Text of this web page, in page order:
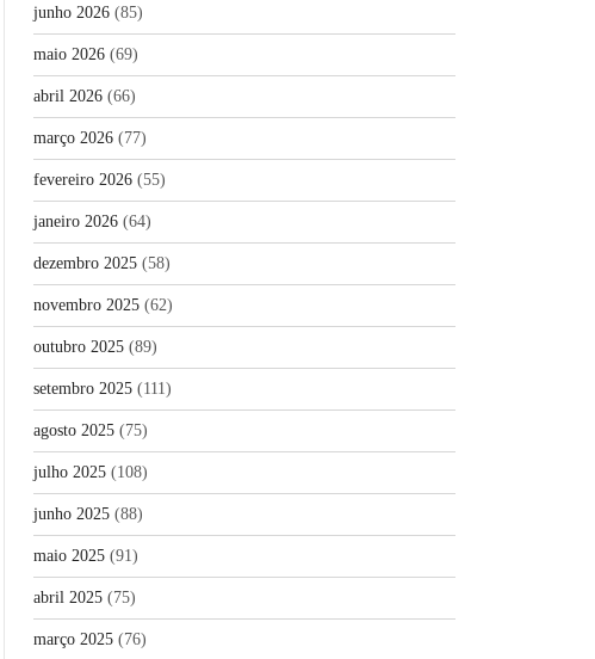
junho 2026(85)
maio 2026(69)
abril 2026(66)
março 2026(77)
fevereiro 2026(55)
janeiro 2026(64)
dezembro 2025(58)
novembro 2025(62)
outubro 2025(89)
setembro 2025(111)
agosto 2025(75)
julho 2025(108)
junho 2025(88)
maio 2025(91)
abril 2025(75)
março 2025(76)